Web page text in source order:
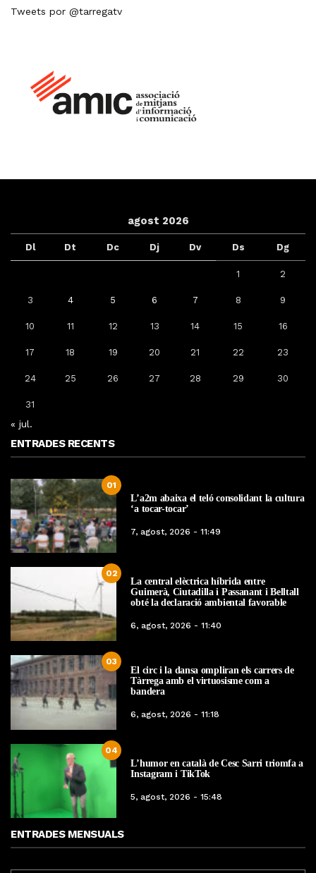
Tweets por @tarregatv
agost 2026
Dl Dt Dc Dj Dv Ds Dg
1 2
3 4 5 6 7 8 9
10 11 12 13 14 15 16
17 18 19 20 21 22 23
24 25 26 27 28 29 30
31
« jul.
ENTRADES RECENTS
01
L’a2m abaixa el teló consolidant la cultura
‘a tocar-tocar’
7, agost, 2026 - 11:49
02
La central elèctrica híbrida entre
Guimerà, Ciutadilla i Passanant i Belltall
obté la declaració ambiental favorable
6, agost, 2026 - 11:40
03
El circ i la dansa ompliran els carrers de
Tàrrega amb el virtuosisme com a
bandera
6, agost, 2026 - 11:18
04
L’humor en català de Cesc Sarri triomfa a
Instagram i TikTok
5, agost, 2026 - 15:48
ENTRADES MENSUALS